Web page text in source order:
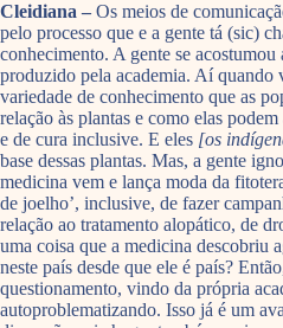
Cleidiana – Os meios de
pelo processo que e a gente tá (sic)
conhecimento. A gente se
produzido pela academia. Aí quando
variedade de conhecimento que as
relação às plantas e como elas
e de cura inclusive. E eles [os
base dessas plantas. Mas, a gente
medicina vem e lança moda da
de joelho’, inclusive, de fazer
relação ao tratamento alopático, de
uma coisa que a medicina descobriu
neste país desde que ele é país?
questionamento, vindo da própria
autoproblematizando. Isso já é um